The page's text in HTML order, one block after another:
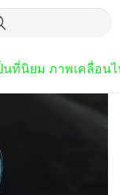
นที่นิยม ภาพเคลื่อน